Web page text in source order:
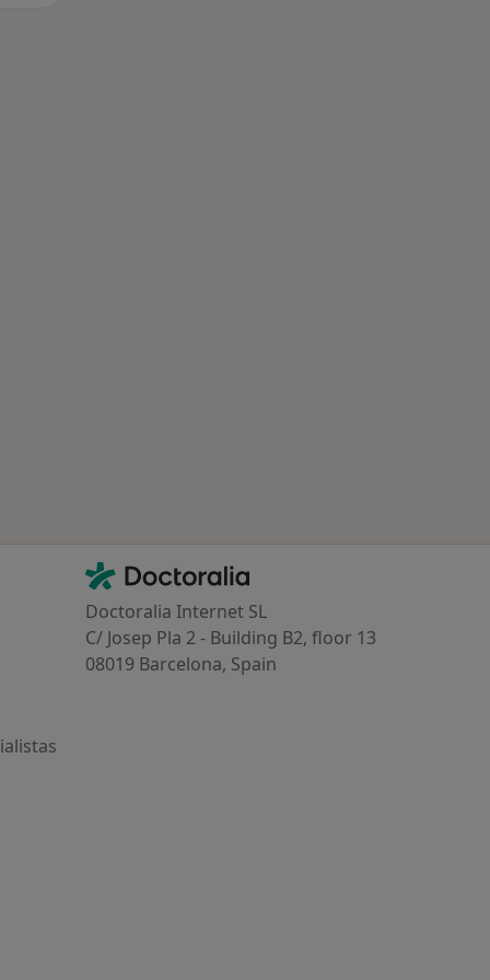
Contacto
Doctoralia - Página de inicio
Doctoralia Internet SL
C/ Josep Pla 2 - Building B2, floor 13
08019 Barcelona, Spain